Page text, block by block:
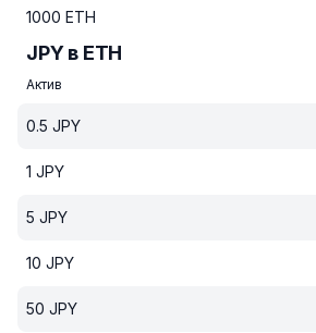
1000 ETH
JPY в ETH
Актив
0.5 JPY
1 JPY
5 JPY
10 JPY
50 JPY